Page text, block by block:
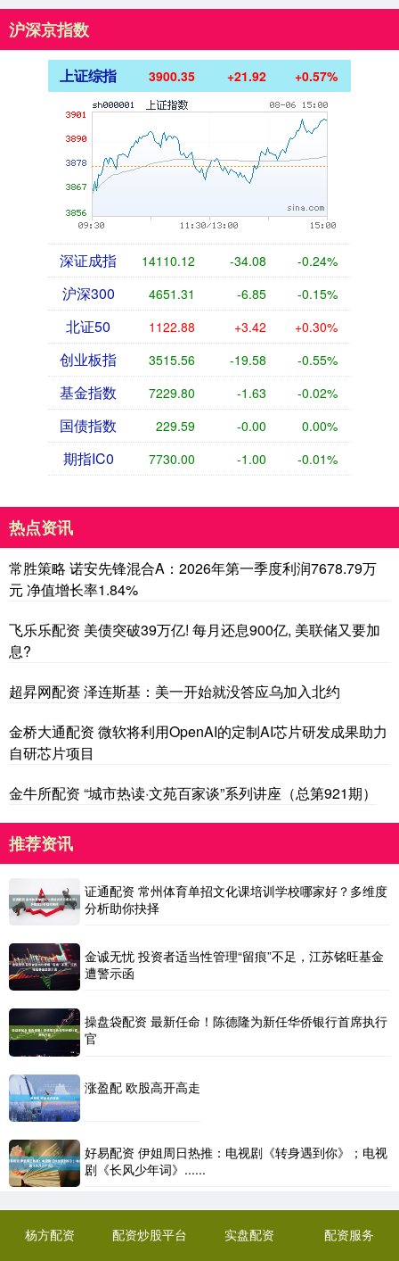
沪深京指数
上证综指 3900.35 +21.92 +0.57%
深证成指 14110.12 -34.08 -0.24%
沪深300 4651.31 -6.85 -0.15%
北证50 1122.88 +3.42 +0.30%
创业板指 3515.56 -19.58 -0.55%
基金指数 7229.80 -1.63 -0.02%
国债指数 229.59 -0.00 0.00%
期指IC0 7730.00 -1.00 -0.01%
热点资讯
常胜策略 诺安先锋混合A：2026年第一季度利润7678.79万
元 净值增长率1.84%
飞乐乐配资 美债突破39万亿! 每月还息900亿, 美联储又要加
息?
超昇网配资 泽连斯基：美一开始就没答应乌加入北约
金桥大通配资 微软将利用OpenAI的定制AI芯片研发成果助力
自研芯片项目
金牛所配资 “城市热读·文苑百家谈”系列讲座（总第921期）
推荐资讯
证通配资 常州体育单招文化课培训学校哪家好？多维度
分析助你抉择
金诚无忧 投资者适当性管理“留痕”不足，江苏铭旺基金
遭警示函
操盘袋配资 最新任命！陈德隆为新任华侨银行首席执行
官
涨盈配 欧股高开高走
好易配资 伊姐周日热推：电视剧《转身遇到你》；电视
剧《长风少年词》......
杨方配资 配资炒股平台 实盘配资 配资服务